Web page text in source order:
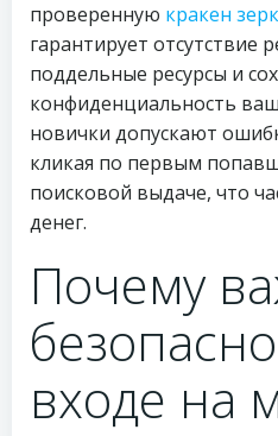
проверенную кракен
гарантирует отсутствие
поддельные ресурсы и
конфиденциальность
новички допускают
кликая по первым
поисковой выдаче, что
денег.
Почему
входе на